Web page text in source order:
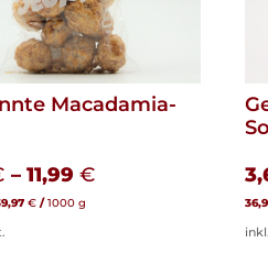
Macadamia-
–11,99€
€ /1000 g